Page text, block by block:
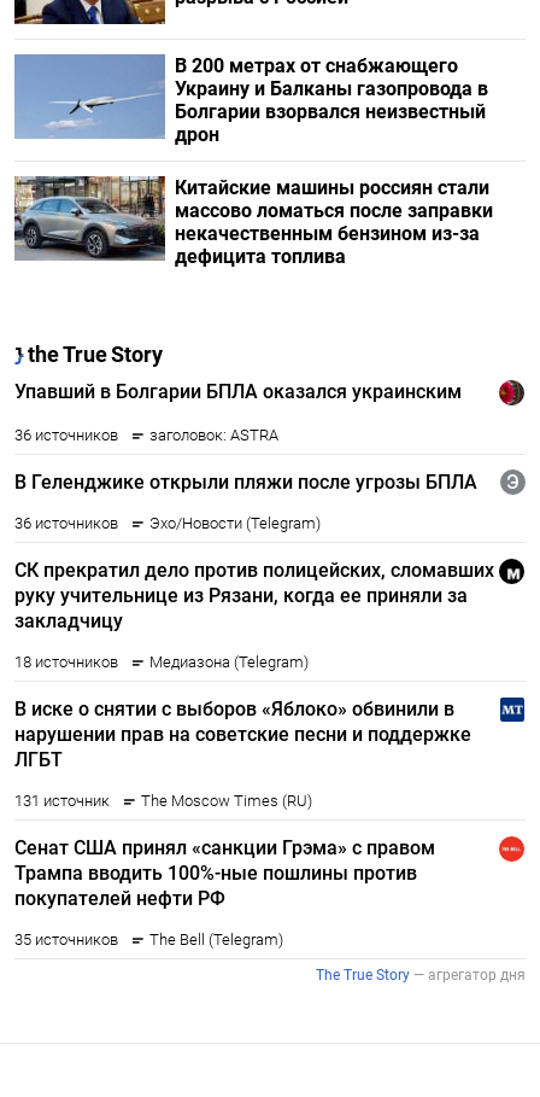
В 200 метрах от снабжающего
Украину и Балканы газопровода в
Болгарии взорвался неизвестный
дрон
Китайские машины россиян стали
массово ломаться после заправки
некачественным бензином из-за
дефицита топлива